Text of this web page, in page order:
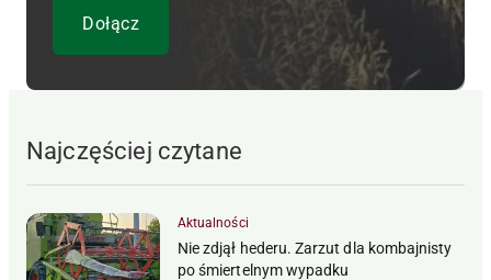
Najczęściej czytane
Aktualności
Nie zdjął hederu. Zarzut dla kombajnisty
po śmiertelnym wypadku